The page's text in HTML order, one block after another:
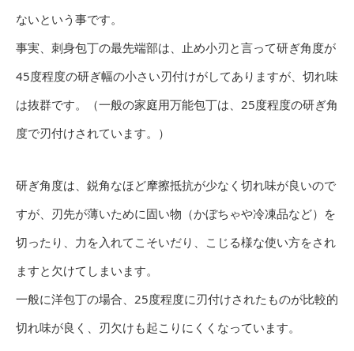
ないという事です。
事実、刺身包丁の最先端部は、止め小刃と言って研ぎ角度が
45度程度の研ぎ幅の小さい刃付けがしてありますが、切れ味
は抜群です。（一般の家庭用万能包丁は、25度程度の研ぎ角
度で刃付けされています。）
研ぎ角度は、鋭角なほど摩擦抵抗が少なく切れ味が良いので
すが、刃先が薄いために固い物（かぼちゃや冷凍品など）を
切ったり、力を入れてこそいだり、こじる様な使い方をされ
ますと欠けてしまいます。
一般に洋包丁の場合、25度程度に刃付けされたものが比較的
切れ味が良く、刃欠けも起こりにくくなっています。